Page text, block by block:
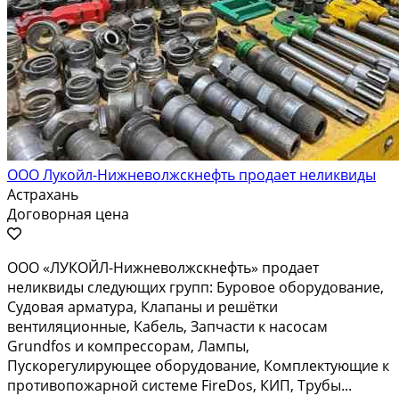
ООО Лукойл-Нижневолжскнефть продает неликвиды
Астрахань
Договорная цена
ООО «ЛУКОЙЛ-Нижневолжскнефть» продает
неликвиды следующих групп: Буровое оборудование,
Судовая арматура, Клапаны и решётки
вентиляционные, Кабель, Запчасти к насосам
Grundfos и компрессорам, Лампы,
Пускорегулирующее оборудование, Комплектующие к
противопожарной системе FireDos, КИП, Трубы...